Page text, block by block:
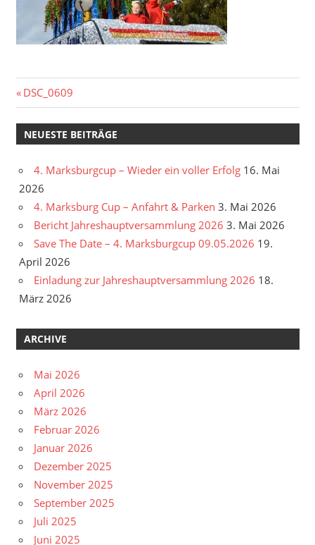
Beitragsnavigation
Vorheriger
Beitrag:
DSC_0609
NEUESTE BEITRÄGE
4. Marksburgcup – Wieder ein voller Erfolg 16. Mai
2026
4. Marksburg Cup – Anfahrt & Parken 3. Mai 2026
Bericht Jahreshauptversammlung 2026 3. Mai 2026
Save The Date – 4. Marksburgcup 09.05.2026 19.
April 2026
Einladung zur Jahreshauptversammlung 2026 18.
März 2026
ARCHIVE
Mai 2026
April 2026
März 2026
Februar 2026
Januar 2026
Dezember 2025
November 2025
September 2025
Juli 2025
Juni 2025